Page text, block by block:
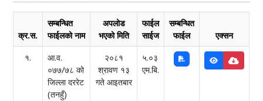
क्र.स.
सम्बन्धित
फाईलको नाम
अपलोड
भएको मिति
फाईल
साईज
सम्बन्धित
फाईल
एक्सन
१.
आ.व.
०७७/७८ को
जिल्ला दररेट
(तनहुँ)
२०८१
श्रावण १३
गते आइतबार
५.०३
एम.बि.